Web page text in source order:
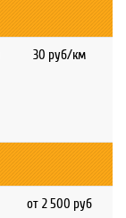
30 руб/км
от 2 500 руб